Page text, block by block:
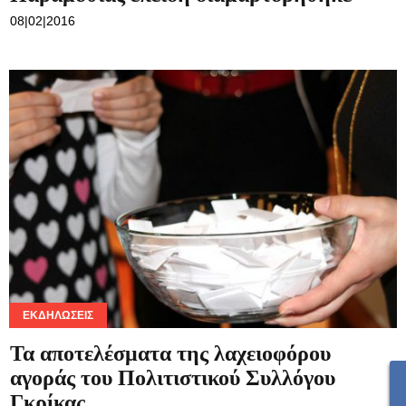
08|02|2016
ΕΚΔΗΛΏΣΕΙΣ
Τα αποτελέσματα της λαχειοφόρου
αγοράς του Πολιτιστικού Συλλόγου